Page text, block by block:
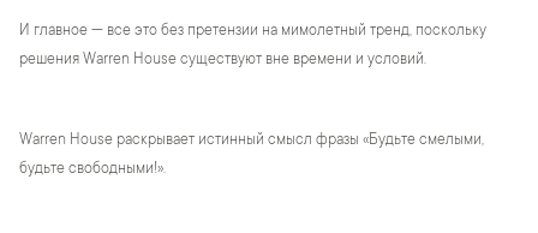
И главное — все это без претензии на мимолетный тренд, поскольку
решения Warren House существуют вне времени и условий.
Warren House раскрывает истинный смысл фразы «Будьте смелыми,
будьте свободными!».